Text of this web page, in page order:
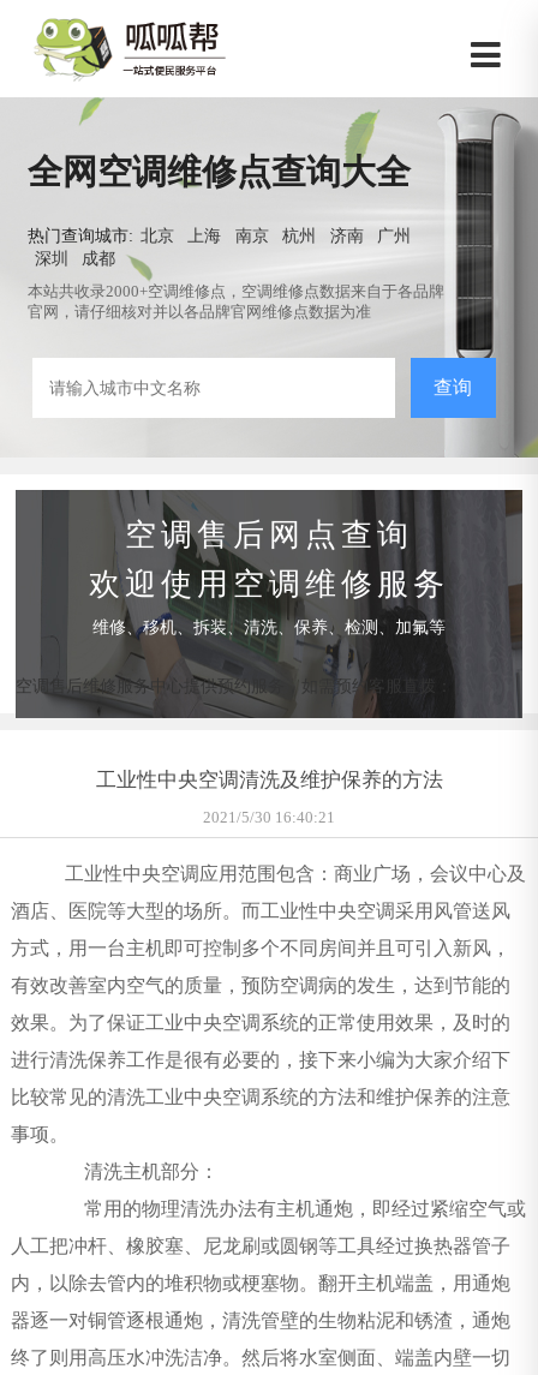
全网空调维修点查询大全
热门查询城市: 北京 上海 南京 杭州 济南
广州
深圳
成都
本站共收录2000+空调维修点，空调维修点数据来自于各品牌
官网，请仔细核对并以各品牌官网维修点数据为准
查询
空调售后网点查询
欢迎使用空调维修服务
维修、移机、拆装、清洗、保养、检测、加氟等
空调售后维修服务中心提供预约服务，如需预约客服直拨：
工业性中央空调清洗及维护保养的方法
2021/5/30 16:40:21
工业性中央空调应用范围包含：商业广场，会议中心及
酒店、医院等大型的场所。而工业性中央空调采用风管送风
方式，用一台主机即可控制多个不同房间并且可引入新风，
有效改善室内空气的质量，预防空调病的发生，达到节能的
效果。为了保证工业中央空调系统的正常使用效果，及时的
进行清洗保养工作是很有必要的，接下来小编为大家介绍下
比较常见的清洗工业中央空调系统的方法和维护保养的注意
事项。
清洗主机部分：
常用的物理清洗办法有主机通炮，即经过紧缩空气或
人工把冲杆、橡胶塞、尼龙刷或圆钢等工具经过换热器管子
内，以除去管内的堆积物或梗塞物。翻开主机端盖，用通炮
器逐一对铜管逐根通炮，清洗管壁的生物粘泥和锈渣，通炮
终了则用高压水冲洗洁净。然后将水室侧面、端盖内壁一切